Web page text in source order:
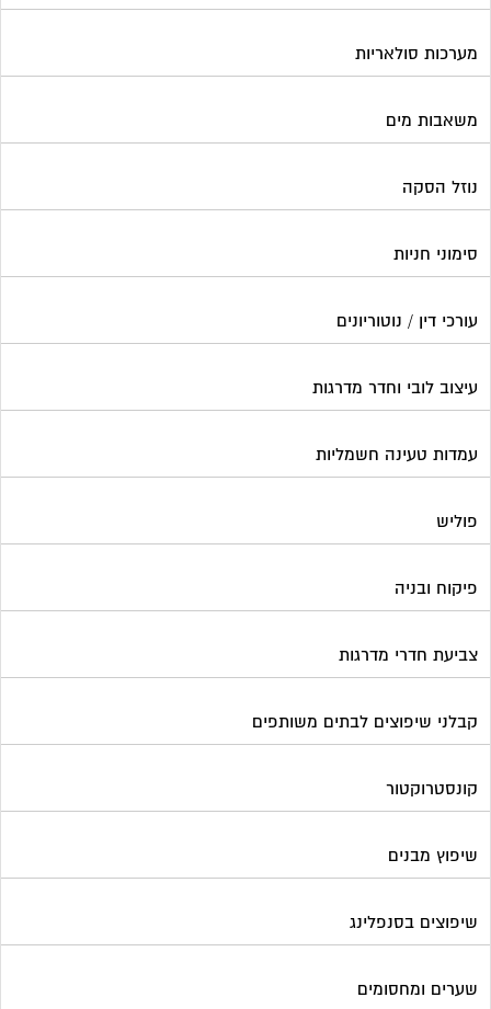
מערכות סולאריות
משאבות מים
נוזל הסקה
סימוני חניות
עורכי דין / נוטוריונים
עיצוב לובי וחדר מדרגות
עמדות טעינה חשמליות
פוליש
פיקוח ובניה
צביעת חדרי מדרגות
קבלני שיפוצים לבתים משותפים
קונסטרוקטור
שיפוץ מבנים
שיפוצים בסנפלינג
שערים ומחסומים